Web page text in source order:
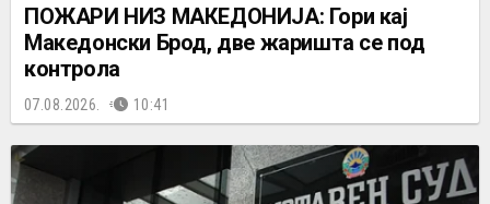
ПОЖАРИ НИЗ МАКЕДОНИЈА: Гори кај
Македонски Брод, две жаришта се под
контрола
07.08.2026. 10:41